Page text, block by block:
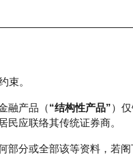
束。
融产品（“结构性产品”）
应联络其传统证券商。
分或全部该等资料，若